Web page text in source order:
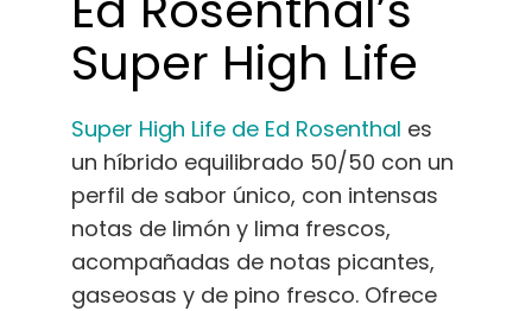
Super High Life
Super High Life de Ed Rosenthal es
un híbrido equilibrado 50/50 con un
perfil de sabor único, con intensas
notas de limón y lima frescos,
acompañadas de notas picantes,
gaseosas y de pino fresco. Ofrece